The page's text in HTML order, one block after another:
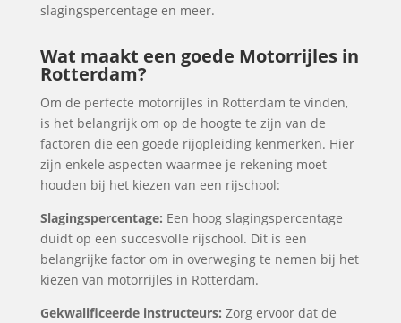
slagingspercentage en meer.
Wat maakt een goede Motorrijles in
Rotterdam?
Om de perfecte motorrijles in Rotterdam te vinden,
is het belangrijk om op de hoogte te zijn van de
factoren die een goede rijopleiding kenmerken. Hier
zijn enkele aspecten waarmee je rekening moet
houden bij het kiezen van een rijschool:
Slagingspercentage: Een hoog slagingspercentage
duidt op een succesvolle rijschool. Dit is een
belangrijke factor om in overweging te nemen bij het
kiezen van motorrijles in Rotterdam.
Gekwalificeerde instructeurs: Zorg ervoor dat de